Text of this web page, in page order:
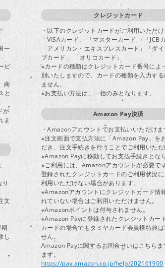
一
ビ
商
と
が
ま
文
し
クレジットカード
・以下のクレジットカードがご利用いただけ
「VISAカード」 「マスターカード」 「JCB
「アメリカン・エキスプレスカード」「ダ
ブカード」 「オリコカード」
※カードの種類はクレジットカード番号によ
別いたしますので、カードの種類を入力する
ません。
※お支払い方法は、一括のみとなります。
Amazon Pay決済
・Amazonアカウントでお支払いいただけま
※注文画面で支払方法に「Amazon Pay」を
だき、注文手続きを行うことでご利用いただ
※Amazon Payに移動してお支払手続きとなり
※ご利用には、Amazonアカウントが必要です
登録されたクレジットカードのご利用状況
利用いただけない場合があります。
※Amazonアカウントにクレジットカード情
れていない場合はご利用いただけません。
※Amazonポイントは付与されません。
※Amazon Payに登録されたクレジットカー
カードの場合でもタミヤカード会員様特典は
せん。
Amazon Payに関するお問合せいはこちらま
ます。
https://pay.amazon.co.jp/help/202161900